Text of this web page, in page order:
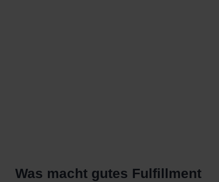
Was macht gutes Fulfillment